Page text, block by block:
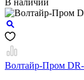
В наличии
Волтайр-Пром